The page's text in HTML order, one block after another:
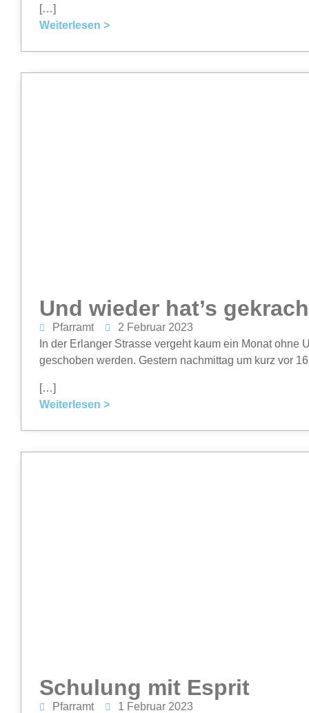
[…]
Weiterlesen >
Und wieder hat’s
Pfarramt
2 Februar 2023
In der Erlanger Strasse vergeht kaum ein Monat ohne
geschoben werden. Gestern nachmittag um kurz vor
[…]
Weiterlesen >
Schulung mit Esprit
Pfarramt
1 Februar 2023